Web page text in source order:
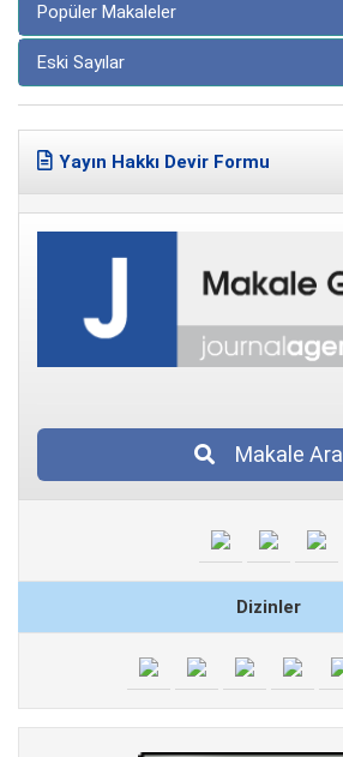
Popüler Makaleler
Eski Sayılar
Yayın Hakkı Devir Formu
Makale Ara
Dizinler